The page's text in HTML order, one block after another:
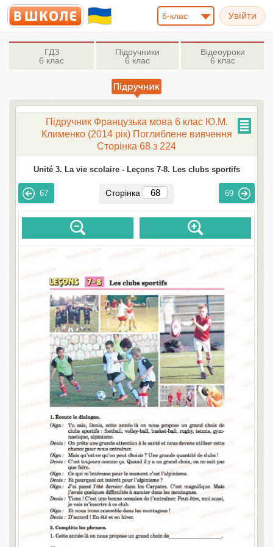
6-клас
ГДЗ
6 клас
Підручники
6 клас
Відеоуроки
6 клас
Підручник Французька мова 6 клас Ю.М.
Клименко (2014 рік) Поглиблене вивчення
Сторінка 68 з 224
Unité 3. La vie scolaire - Leçons 7-8. Les clubs sportifs
67 Сторінка 69